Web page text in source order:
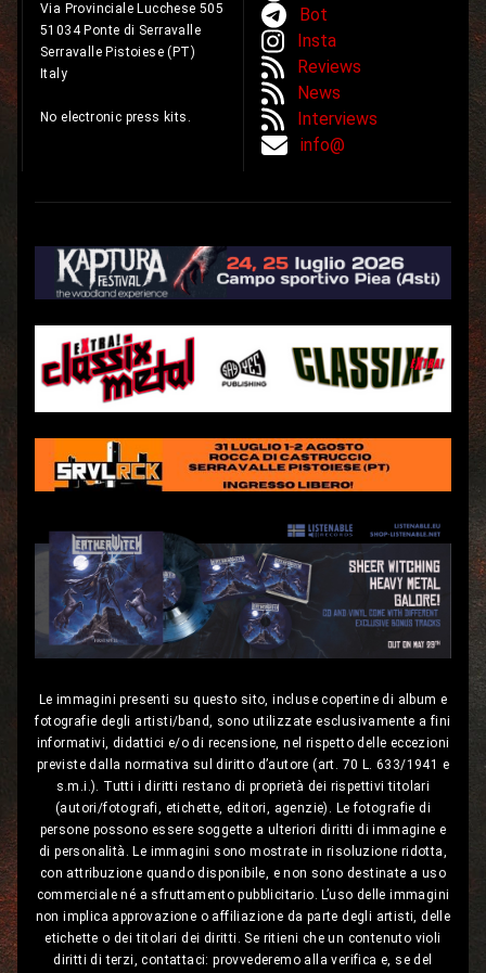
Via Provinciale Lucchese 505
51034 Ponte di Serravalle
Serravalle Pistoiese (PT)
Italy
No electronic press kits.
Bot
Insta
Reviews
News
Interviews
info@
Le immagini presenti su questo sito, incluse copertine di album e
fotografie degli artisti/band, sono utilizzate esclusivamente a fini
informativi, didattici e/o di recensione, nel rispetto delle eccezioni
previste dalla normativa sul diritto d’autore (art. 70 L. 633/1941 e
s.m.i.). Tutti i diritti restano di proprietà dei rispettivi titolari
(autori/fotografi, etichette, editori, agenzie). Le fotografie di
persone possono essere soggette a ulteriori diritti di immagine e
di personalità. Le immagini sono mostrate in risoluzione ridotta,
con attribuzione quando disponibile, e non sono destinate a uso
commerciale né a sfruttamento pubblicitario. L’uso delle immagini
non implica approvazione o affiliazione da parte degli artisti, delle
etichette o dei titolari dei diritti. Se ritieni che un contenuto violi
diritti di terzi, contattaci: provvederemo alla verifica e, se del